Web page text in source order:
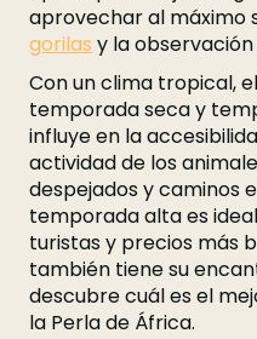
aprovechar al máximo
gorilas y la observación
Con un clima tropical,
temporada seca y
influye en la
actividad de los
despejados y caminos
temporada alta es
turistas y precios más
también tiene su
descubre cuál es el
la Perla de África.